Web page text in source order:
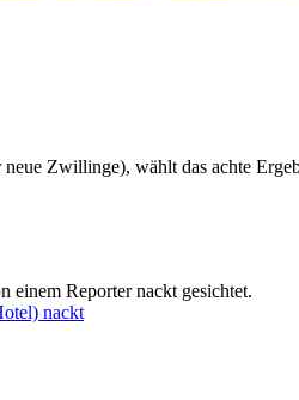
Zwillinge), wählt das achte
Reporter nackt gesichtet.
nackt